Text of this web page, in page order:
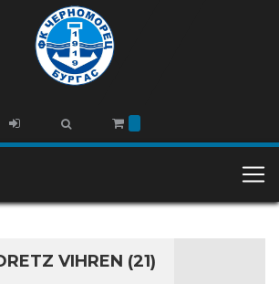
VIHREN (21)